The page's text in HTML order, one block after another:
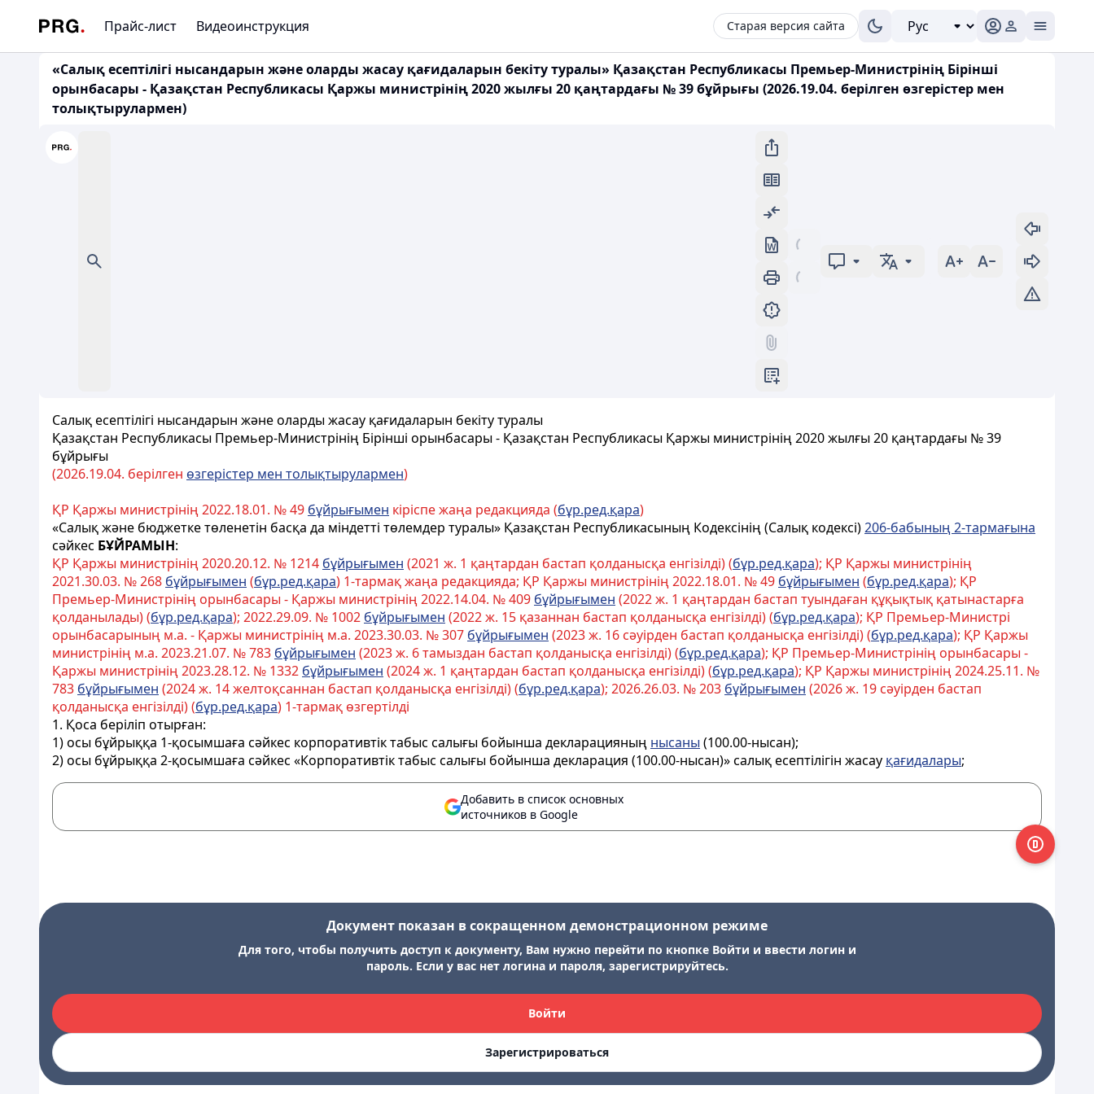
Прайс-лист Видеоинструкция Старая версия сайта
«Салық есептілігі нысандарын және оларды жасау қағидаларын бекіту туралы» Қазақстан Республикасы Премьер-Министрінің Бірінші
орынбасары - Қазақстан Республикасы Қаржы министрінің 2020 жылғы 20 қаңтардағы № 39 бұйрығы (2026.19.04. берілген өзгерістер мен
толықтырулармен)
Салық есептілігі нысандарын және оларды жасау қағидаларын бекіту туралы
Қазақстан Республикасы Премьер-Министрінің Бірінші орынбасары - Қазақстан Республикасы Қаржы министрінің 2020 жылғы 20 қаңтардағы № 39
бұйрығы
(2026.19.04. берілген өзгерістер мен толықтырулармен)
ҚР Қаржы министрінің 2022.18.01. № 49 бұйрығымен кіріспе жаңа редакцияда (бұр.ред.қара)
«Салық және бюджетке төленетін басқа да міндетті төлемдер туралы» Қазақстан Республикасының Кодексінің (Салық кодексі)206-бабының 2-тармағына
сәйкес БҰЙРАМЫН:
ҚР Қаржы министрінің 2020.20.12. № 1214 бұйрығымен (2021 ж. 1 қаңтардан бастап қолданысқа енгізілді) (бұр.ред.қара); ҚР Қаржы министрінің
2021.30.03. № 268 бұйрығымен (бұр.ред.қара) 1-тармақ жаңа редакцияда; ҚР Қаржы министрінің 2022.18.01. № 49 бұйрығымен (бұр.ред.қара); ҚР
Премьер-Министрінің орынбасары - Қаржы министрінің 2022.14.04. № 409 бұйрығымен (2022 ж. 1 қаңтардан бастап туындаған құқықтық қатынастарға
қолданылады) (бұр.ред.қара); 2022.29.09. № 1002 бұйрығымен (2022 ж. 15 қазаннан бастап қолданысқа енгізілді) (бұр.ред.қара); ҚР Премьер-Министрі
орынбасарының м.а. - Қаржы министрінің м.а. 2023.30.03. № 307 бұйрығымен (2023 ж. 16 сәуірден бастап қолданысқа енгізілді) (бұр.ред.қара); ҚР Қаржы
министрінің м.а. 2023.21.07. № 783 бұйрығымен (2023 ж. 6 тамыздан бастап қолданысқа енгізілді) (бұр.ред.қара); ҚР Премьер-Министрінің орынбасары -
Қаржы министрінің 2023.28.12. № 1332 бұйрығымен (2024 ж. 1 қаңтардан бастап қолданысқа енгізілді) (бұр.ред.қара); ҚР Қаржы министрінің 2024.25.11. №
783 бұйрығымен (2024 ж. 14 желтоқсаннан бастап қолданысқа енгізілді) (бұр.ред.қара); 2026.26.03. № 203 бұйрығымен (2026 ж. 19 сәуірден бастап
қолданысқа енгізілді) (бұр.ред.қара) 1-тармақ өзгертілді
1. Қоса беріліп отырған:
1) осы бұйрыққа 1-қосымшаға сәйкес корпоративтік табыс салығы бойынша декларацияның нысаны (100.00-нысан);
2) осы бұйрыққа 2-қосымшаға сәйкес «Корпоративтік табыс салығы бойынша декларация (100.00-нысан)» салық есептілігін жасау қағидалары;
Добавить в список основных
источников в Google
Документ показан в сокращенном демонстрационном режиме
Для того, чтобы получить доступ к документу, Вам нужно перейти по кнопке Войти и ввести логин и
пароль. Если у вас нет логина и пароля, зарегистрируйтесь.
Войти
Зарегистрироваться